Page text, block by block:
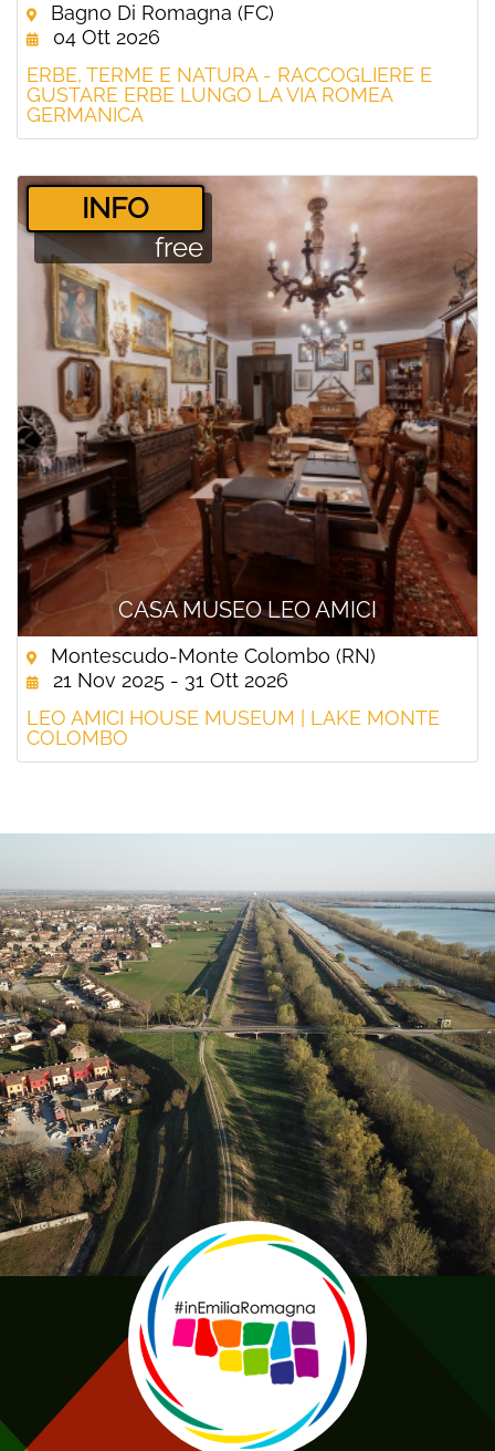
Bagno Di Romagna (FC)
04 Ott 2026
ERBE, TERME E NATURA - RACCOGLIERE E
GUSTARE ERBE LUNGO LA VIA ROMEA
GERMANICA
CASA MUSEO LEO AMICI
­INFO
free
Montescudo-Monte Colombo (RN)
21 Nov 2025 - 31 Ott 2026
LEO AMICI HOUSE MUSEUM | LAKE MONTE
COLOMBO